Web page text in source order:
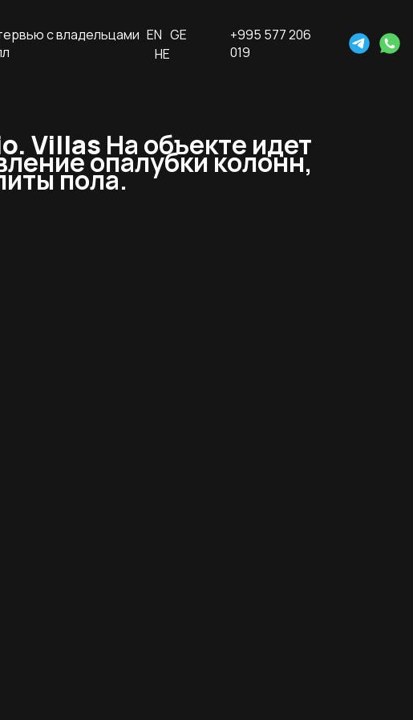
с владельцами EN GE
HE
+995 577 206
019
Villas На объекте идет
опалубки колонн,
пола.